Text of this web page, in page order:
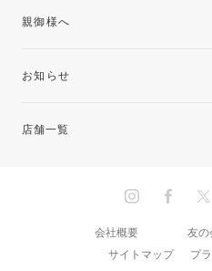
親御様へ
お知らせ
店舗一覧
会社概要 友の
サイトマップ
プ